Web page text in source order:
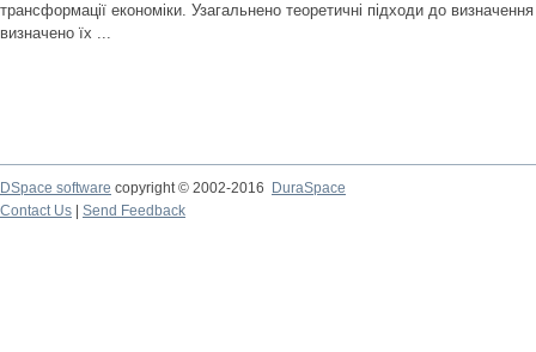
трансформації економіки. Узагальнено теоретичні підходи до визначення
визначено їх ...
DSpace software copyright © 2002-2016
DuraSpace
Contact Us
Send Feedback